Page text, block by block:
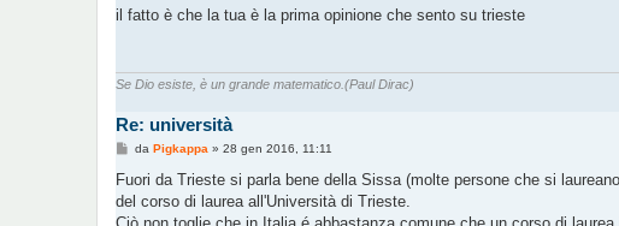
s
i
il fatto è che la tua è la prima opinione che sento su trieste
Se Dio esiste, è un grande matematico.(Paul Dirac)
Re: università
M
s
a
g
da Pigkappa » 28 gen 2016, 11:11
Fuori da Trieste si parla bene della Sissa (molte persone che si
del corso di laurea all'Università di Trieste.